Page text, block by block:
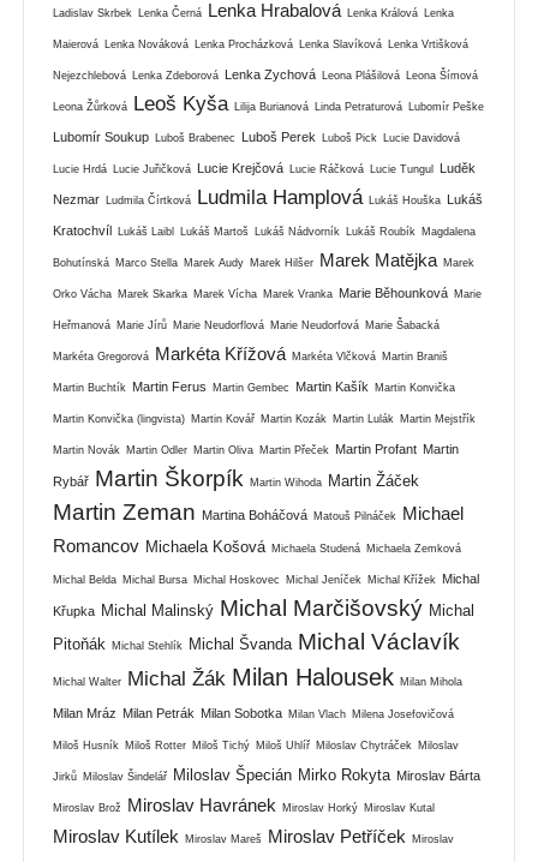
Ladislav Skrbek Lenka Černá Lenka Hrabalová Lenka Králová Lenka
Maierová Lenka Nováková Lenka Procházková Lenka Slavíková Lenka Vrtišková
Nejezchlebová Lenka Zdeborová Lenka Zychová Leona Plášilová Leona Šímová
Leona Žůrková Leoš Kyša Lilija Burianová Linda Petraturová Lubomír Peške
Lubomír Soukup Luboš Brabenec Luboš Perek Luboš Pick Lucie Davidová
Lucie Hrdá Lucie Juřičková Lucie Krejčová Lucie Ráčková Lucie Tungul Luděk
Nezmar Ludmila Čírtková Ludmila Hamplová Lukáš Houška Lukáš
Kratochvíl Lukáš Laibl Lukáš Martoš Lukáš Nádvorník Lukáš Roubík Magdalena
Bohutínská Marco Stella Marek Audy Marek Hilšer Marek Matějka Marek
Orko Vácha Marek Skarka Marek Vícha Marek Vranka Marie Běhounková Marie
Heřmanová Marie Jírů Marie Neudorflová Marie Neudorfová Marie Šabacká
Markéta Gregorová Markéta Křížová Markéta Vlčková Martin Braniš
Martin Buchtík Martin Ferus Martin Gembec Martin Kašík Martin Konvička
Martin Konvička (lingvista) Martin Kovář Martin Kozák Martin Lulák Martin Mejstřík
Martin Novák Martin Odler Martin Oliva Martin Přeček Martin Profant Martin
Rybář Martin Škorpík Martin Wihoda Martin Žáček
Martin Zeman Martina Boháčová Matouš Pilnáček
Michael
Romancov Michaela Košová Michaela Studená Michaela Zemková
Michal Belda Michal Bursa Michal Hoskovec Michal Jeníček Michal Křížek Michal
Křupka Michal Malinský Michal Marčišovský Michal
Pitoňák
Michal Stehlík Michal Švanda Michal Václavík
Michal Walter Michal Žák Milan Halousek Milan Mihola
Milan Mráz Milan Petrák Milan Sobotka Milan Vlach Milena Josefovičová
Miloš Husník Miloš Rotter Miloš Tichý Miloš Uhlíř Miloslav Chytráček Miloslav
Jirků Miloslav Šindelář Miloslav Špecián Mirko Rokyta Miroslav Bárta
Miroslav Brož Miroslav Havránek Miroslav Horký Miroslav Kutal
Miroslav Kutílek Miroslav Mareš Miroslav Petříček Miroslav